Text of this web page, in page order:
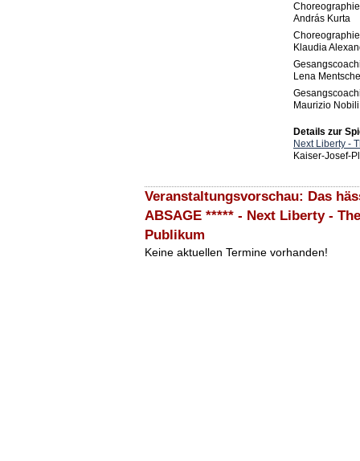
Choreographie
András Kurta
Choreographie
Klaudia
Lena
Maurizio Nobili
Details zur
Next Liberty -
Kaiser-Josef-
Veranstaltungsvorschau: Das
ABSAGE ***** - Next Liberty -
Publikum
Keine aktuellen Termine vorhanden!